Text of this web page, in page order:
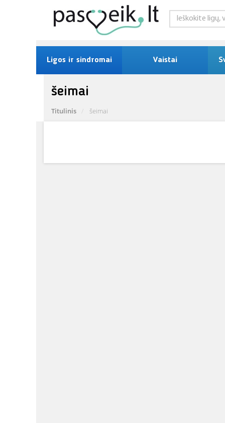
Ligos ir sindromai Vaistai
šeimai
Titulinis šeimai